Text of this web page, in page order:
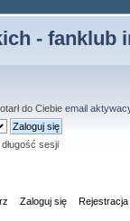
- fanklub
do Ciebie email
sesji
Zaloguj się Rejestracja